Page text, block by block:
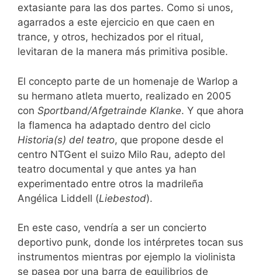
extasiante para las dos partes. Como si unos,
agarrados a este ejercicio en que caen en
trance, y otros, hechizados por el ritual,
levitaran de la manera más primitiva posible.
El concepto parte de un homenaje de Warlop a
su hermano atleta muerto, realizado en 2005
con Sportband/Afgetrainde Klanke. Y que ahora
la flamenca ha adaptado dentro del ciclo
Historia(s) del teatro, que propone desde el
centro NTGent el suizo Milo Rau, adepto del
teatro documental y que antes ya han
experimentado entre otros la madrileña
Angélica Liddell (Liebestod).
En este caso, vendría a ser un concierto
deportivo punk, donde los intérpretes tocan sus
instrumentos mientras por ejemplo la violinista
se pasea por una barra de equilibrios de